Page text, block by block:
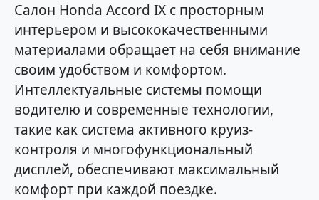
Салон Honda Accord IX с просторным
интерьером и высококачественными
материалами обращает на себя внимание
своим удобством и комфортом.
Интеллектуальные системы помощи
водителю и современные технологии,
такие как система активного круиз-
контроля и многофункциональный
дисплей, обеспечивают максимальный
комфорт при каждой поездке.